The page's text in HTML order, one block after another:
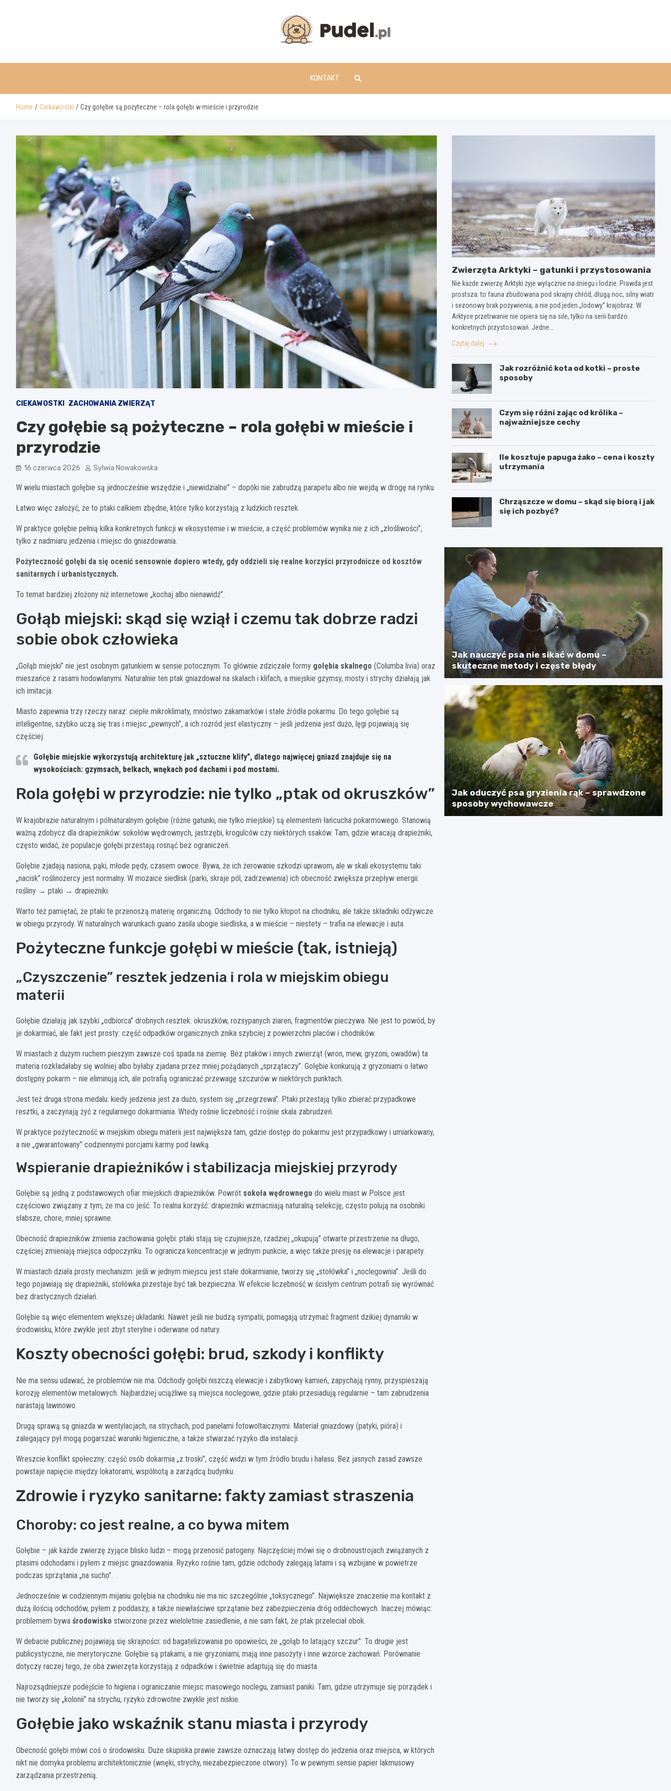
www.pudel.pl
KONTAKT
Home Ciekawostki Czy gołębie są pożyteczne – rola gołębi w mieście i przyrodzie
CIEKAWOSTKI ZACHOWANIA ZWIERZĄT
Czy gołębie są pożyteczne – rola gołębi w mieście i
przyrodzie
16 czerwca 2026 Sylwia Nowakowska
W wielu miastach gołębie są jednocześnie wszędzie i „niewidzialne” – dopóki nie zabrudzą parapetu albo nie wejdą w drogę na rynku.
Łatwo więc założyć, że to ptaki całkiem zbędne, które tylko korzystają z ludzkich resztek.
W praktyce gołębie pełnią kilka konkretnych funkcji w ekosystemie i w mieście, a część problemów wynika nie z ich „złośliwości”,
tylko z nadmiaru jedzenia i miejsc do gniazdowania.
Pożyteczność gołębi da się ocenić sensownie dopiero wtedy, gdy oddzieli się realne korzyści przyrodnicze od kosztów
sanitarnych i urbanistycznych.
To temat bardziej złożony niż internetowe „kochaj albo nienawidź”.
Gołąb miejski: skąd się wziął i czemu tak dobrze radzi
sobie obok człowieka
„Gołąb miejski” nie jest osobnym gatunkiem w sensie potocznym. To głównie zdziczałe formy gołębia skalnego (Columba livia) oraz
mieszańce z rasami hodowlanymi. Naturalnie ten ptak gniazdował na skałach i klifach, a miejskie gzymsy, mosty i strychy działają jak
ich imitacja.
Miasto zapewnia trzy rzeczy naraz: ciepłe mikroklimaty, mnóstwo zakamarków i stałe źródła pokarmu. Do tego gołębie są
inteligentne, szybko uczą się tras i miejsc „pewnych”, a ich rozród jest elastyczny – jeśli jedzenia jest dużo, lęgi pojawiają się
częściej.
Gołębie miejskie wykorzystują architekturę jak „sztuczne klify”, dlatego najwięcej gniazd znajduje się na
wysokościach: gzymsach, belkach, wnękach pod dachami i pod mostami.
Rola gołębi w przyrodzie: nie tylko „ptak od okruszków”
W krajobrazie naturalnym i półnaturalnym gołębie (różne gatunki, nie tylko miejskie) są elementem łańcucha pokarmowego. Stanowią
ważną zdobycz dla drapieżników: sokołów wędrownych, jastrzębi, krogulców czy niektórych ssaków. Tam, gdzie wracają drapieżniki,
często widać, że populacje gołębi przestają rosnąć bez ograniczeń.
Gołębie zjadają nasiona, pąki, młode pędy, czasem owoce. Bywa, że ich żerowanie szkodzi uprawom, ale w skali ekosystemu taki
„nacisk” roślinożercy jest normalny. W mozaice siedlisk (parki, skraje pól, zadrzewienia) ich obecność zwiększa przepływ energii:
rośliny → ptaki → drapieżniki.
Warto też pamiętać, że ptaki te przenoszą materię organiczną. Odchody to nie tylko kłopot na chodniku, ale także składniki odżywcze
w obiegu przyrody. W naturalnych warunkach guano zasila ubogie siedliska, a w mieście – niestety – trafia na elewacje i auta.
Pożyteczne funkcje gołębi w mieście (tak, istnieją)
„Czyszczenie” resztek jedzenia i rola w miejskim obiegu
materii
Gołębie działają jak szybki „odbiorca” drobnych resztek: okruszków, rozsypanych ziaren, fragmentów pieczywa. Nie jest to powód, by
je dokarmiać, ale fakt jest prosty: część odpadków organicznych znika szybciej z powierzchni placów i chodników.
W miastach z dużym ruchem pieszym zawsze coś spada na ziemię. Bez ptaków i innych zwierząt (wron, mew, gryzoni, owadów) ta
materia rozkładałaby się wolniej albo byłaby zjadana przez mniej pożądanych „sprzątaczy”. Gołębie konkurują z gryzoniami o łatwo
dostępny pokarm – nie eliminują ich, ale potrafią ograniczać przewagę szczurów w niektórych punktach.
Jest też druga strona medalu: kiedy jedzenia jest za dużo, system się „przegrzewa”. Ptaki przestają tylko zbierać przypadkowe
resztki, a zaczynają żyć z regularnego dokarmiania. Wtedy rośnie liczebność i rośnie skala zabrudzeń.
W praktyce pożyteczność w miejskim obiegu materii jest największa tam, gdzie dostęp do pokarmu jest przypadkowy i umiarkowany,
a nie „gwarantowany” codziennymi porcjami karmy pod ławką.
Wspieranie drapieżników i stabilizacja miejskiej przyrody
Gołębie są jedną z podstawowych ofiar miejskich drapieżników. Powrót sokoła wędrownego do wielu miast w Polsce jest
częściowo związany z tym, że ma co jeść. To realna korzyść: drapieżniki wzmacniają naturalną selekcję, często polują na osobniki
słabsze, chore, mniej sprawne.
Obecność drapieżników zmienia zachowania gołębi: ptaki stają się czujniejsze, rzadziej „okupują” otwarte przestrzenie na długo,
częściej zmieniają miejsca odpoczynku. To ogranicza koncentracje w jednym punkcie, a więc także presję na elewacje i parapety.
W miastach działa prosty mechanizm: jeśli w jednym miejscu jest stałe dokarmianie, tworzy się „stołówka” i „noclegownia”. Jeśli do
tego pojawiają się drapieżniki, stołówka przestaje być tak bezpieczna. W efekcie liczebność w ścisłym centrum potrafi się wyrównać
bez drastycznych działań.
Gołębie są więc elementem większej układanki. Nawet jeśli nie budzą sympatii, pomagają utrzymać fragment dzikiej dynamiki w
środowisku, które zwykle jest zbyt sterylne i oderwane od natury.
Koszty obecności gołębi: brud, szkody i konflikty
Nie ma sensu udawać, że problemów nie ma. Odchody gołębi niszczą elewacje i zabytkowy kamień, zapychają rynny, przyspieszają
korozję elementów metalowych. Najbardziej uciążliwe są miejsca noclegowe, gdzie ptaki przesiadują regularnie – tam zabrudzenia
narastają lawinowo.
Drugą sprawą są gniazda w wentylacjach, na strychach, pod panelami fotowoltaicznymi. Materiał gniazdowy (patyki, pióra) i
zalegający pył mogą pogarszać warunki higieniczne, a także stwarzać ryzyko dla instalacji.
Wreszcie konflikt społeczny: część osób dokarmia „z troski”, część widzi w tym źródło brudu i hałasu. Bez jasnych zasad zawsze
powstaje napięcie między lokatorami, wspólnotą a zarządcą budynku.
Zdrowie i ryzyko sanitarne: fakty zamiast straszenia
Choroby: co jest realne, a co bywa mitem
Gołębie – jak każde zwierzę żyjące blisko ludzi – mogą przenosić patogeny. Najczęściej mówi się o drobnoustrojach związanych z
ptasimi odchodami i pyłem z miejsc gniazdowania. Ryzyko rośnie tam, gdzie odchody zalegają latami i są wzbijane w powietrze
podczas sprzątania „na sucho”.
Jednocześnie w codziennym mijaniu gołębia na chodniku nie ma nic szczególnie „toksycznego”. Największe znaczenie ma kontakt z
dużą ilością odchodów, pyłem z poddaszy, a także niewłaściwe sprzątanie bez zabezpieczenia dróg oddechowych. Inaczej mówiąc:
problemem bywa środowisko stworzone przez wieloletnie zasiedlenie, a nie sam fakt, że ptak przeleciał obok.
W debacie publicznej pojawiają się skrajności: od bagatelizowania po opowieści, że „gołąb to latający szczur”. To drugie jest
publicystyczne, nie merytoryczne. Gołębie są ptakami, a nie gryzoniami; mają inne pasożyty i inne wzorce zachowań. Porównanie
dotyczy raczej tego, że oba zwierzęta korzystają z odpadków i świetnie adaptują się do miasta.
Najrozsądniejsze podejście to higiena i ograniczanie miejsc masowego noclegu, zamiast paniki. Tam, gdzie utrzymuje się porządek i
nie tworzy się „kolonii” na strychu, ryzyko zdrowotne zwykle jest niskie.
Gołębie jako wskaźnik stanu miasta i przyrody
Obecność gołębi mówi coś o środowisku. Duże skupiska prawie zawsze oznaczają łatwy dostęp do jedzenia oraz miejsca, w których
nikt nie domyka problemu architektonicznie (wnęki, strychy, niezabezpieczone otwory). To w pewnym sensie papier lakmusowy
zarządzania przestrzenią.
Zwierzęta Arktyki – gatunki i przystosowania
Nie każde zwierzę Arktyki żyje wyłącznie na śniegu i lodzie. Prawda jest
prostsza: to fauna zbudowana pod skrajny chłód, długą noc, silny wiatr
i sezonowy brak pożywienia, a nie pod jeden „lodowy” krajobraz. W
Arktyce przetrwanie nie opiera się na sile, tylko na serii bardzo
konkretnych przystosowań. Jedne…
Czytaj dalej
Jak rozróżnić kota od kotki – proste
sposoby
Czym się różni zając od królika –
najważniejsze cechy
Ile kosztuje papuga żako – cena i koszty
utrzymania
Chrząszcze w domu – skąd się biorą i jak
się ich pozbyć?
Jak nauczyć psa nie sikać w domu –
skuteczne metody i częste błędy
Jak oduczyć psa gryzienia rąk – sprawdzone
sposoby wychowawcze